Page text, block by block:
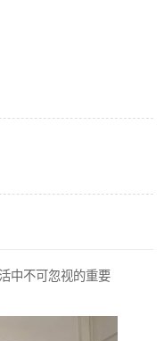
中不可忽视的重要